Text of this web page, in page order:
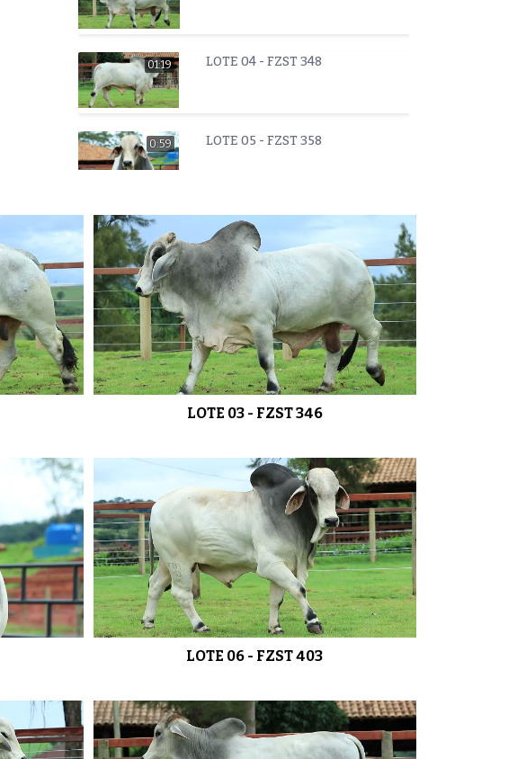
01:19 LOTE 04 - FZST 348
0:59 LOTE 05 - FZST 358
01:15 LOTE 06 - FZST 403
0:48 LOTE 07 - FZST 400
0:55 LOTE 08 - FZST 372
01:04 LOTE 09 - FZST 395
0:33 LOTE 10 - FZST 408
0:47 LOTE 11 - FZST 364
0:56 LOTE 12 - FZST 384
LOTE 03 - FZST 346
LOTE 06 - FZST 403